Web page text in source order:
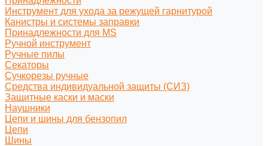
Инструмент для ухода за режущей гарнитурой
Канистры и системы заправки
Принадлежности для MS
Ручной инструмент
Ручные пилы
Секаторы
Сучкорезы ручные
Средства индивидуальной защиты (СИЗ)
Защитные каски и маски
Наушники
Цепи и шины для бензопил
Цепи
Шины